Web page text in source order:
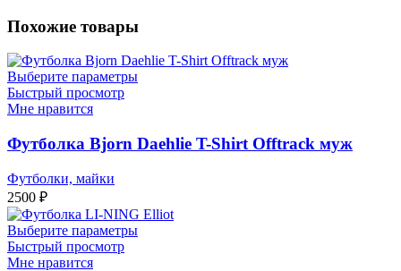
Похожие товары
Выберите параметры
Быстрый просмотр
Мне нравится
Футболка Bjorn Daehlie T-Shirt Offtrack муж
Футболки, майки
2500 ₽
Выберите параметры
Быстрый просмотр
Мне нравится